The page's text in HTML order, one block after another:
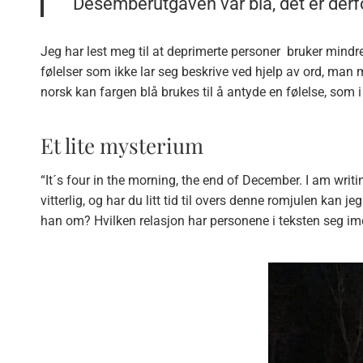
Jeg har lest meg til at deprimerte personer bruker
følelser som ikke lar seg beskrive ved hjelp av ord,
norsk kan fargen blå brukes til å antyde en følelse,
Et lite mysterium
“It´s four in the morning, the end of December. I am
vitterlig, og har du litt tid til overs denne romjulen kan
han om? Hvilken relasjon har personene i teksten seg